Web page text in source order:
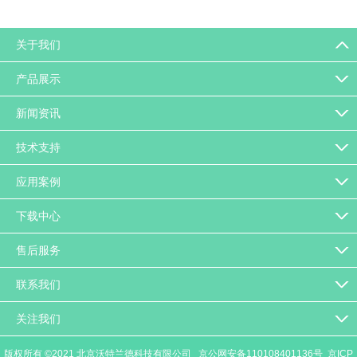
关于我们
产品展示
新闻资讯
技术支持
应用案例
下载中心
售后服务
联系我们
关注我们
版权所有 ©2021 北京沃特兰德科技有限公司 京公网安备110108401136号 京ICP